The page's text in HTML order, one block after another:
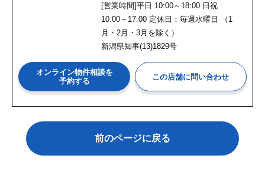
[営業時間]平日 10:00～18:00 日祝
10:00～17:00 定休日：毎週水曜日 （1
月・2月・3月を除く）
新潟県知事(13)1829号
オンライン物件相談を
予約する
前のページに戻る